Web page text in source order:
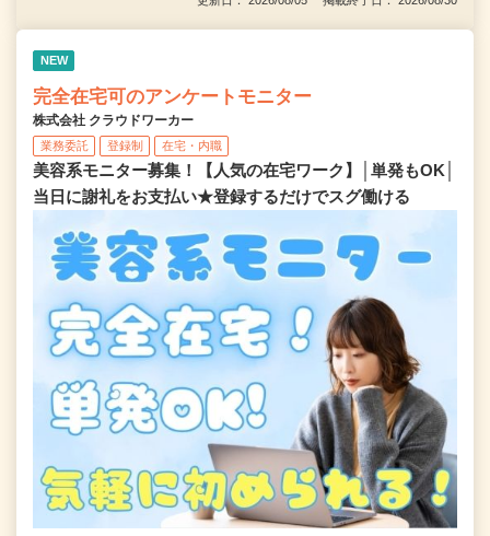
NEW
完全在宅可のアンケートモニター
株式会社 クラウドワーカー
業務委託 登録制 在宅・内職
美容系モニター募集！【人気の在宅ワーク】│単発もOK│
当日に謝礼をお支払い★登録するだけでスグ働ける